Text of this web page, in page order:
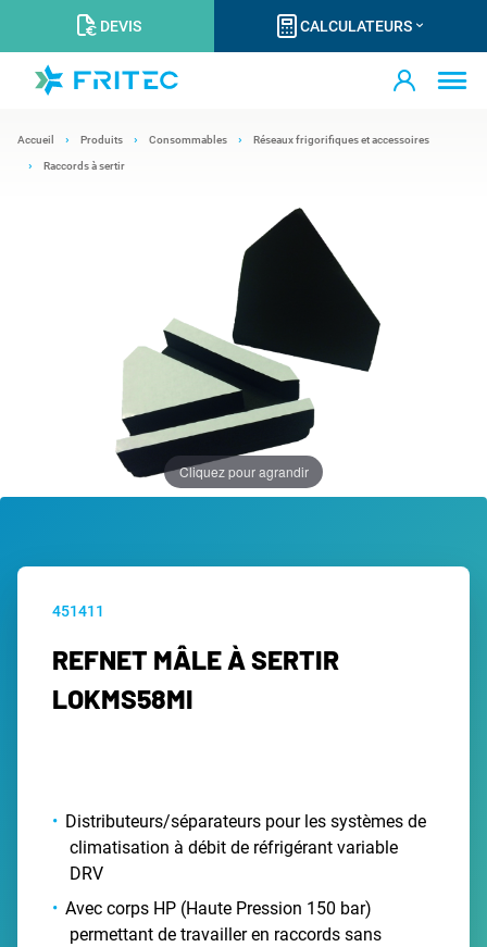
DEVIS CALCULATEURS
Accueil Produits Consommables Réseaux frigorifiques et accessoires
Raccords à sertir
Cliquez pour agrandir
451411
REFNET MÂLE À SERTIR
LOKMS58MI
Distributeurs/séparateurs pour les systèmes de
climatisation à débit de réfrigérant variable
DRV
Avec corps HP (Haute Pression 150 bar)
permettant de travailler en raccords sans